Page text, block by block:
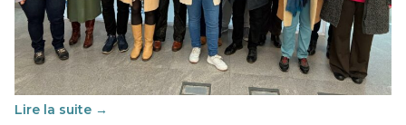
franco-espagnol pour changer d’approche
29 juin 2026-National
Cette année, l'UNSA Éducation a mené un projet Erasmus
soutenu par l'union Européenne et centré sur l'éducation
au vivre-ensemble : quelles différences entre la France…
Lire la suite →